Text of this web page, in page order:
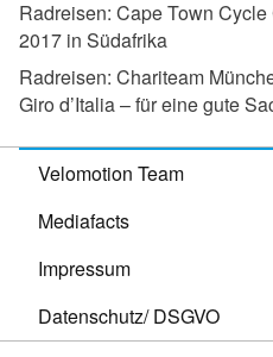
Radreisen: Cape Town
2017 in Südafrika
Radreisen: Chariteam
Giro d’Italia – für eine gute
Velomotion Team
Mediafacts
Impressum
Datenschutz/ DSGVO